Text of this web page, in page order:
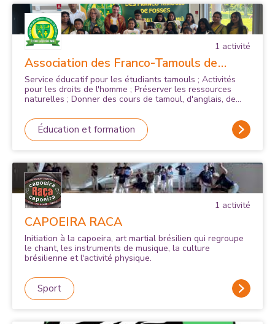
1 activité
Association des Franco-Tamouls de
Fosses 95
Service éducatif pour les étudiants tamouls ; Activités
pour les droits de l'homme ; Préserver les ressources
naturelles ; Donner des cours de tamoul, d'anglais, de
de musique ; Créer des sous-groupes, des clubs et
d'autres centres culturels et sportifs pour l'étude et
loisirs ; Développer les relations franco-tamoules ;
Éducation et formation
1 activité
CAPOEIRA RACA
Initiation à la capoeira, art martial brésilien qui regroupe
le chant, les instruments de musique, la culture
brésilienne et l'activité physique.
Sport